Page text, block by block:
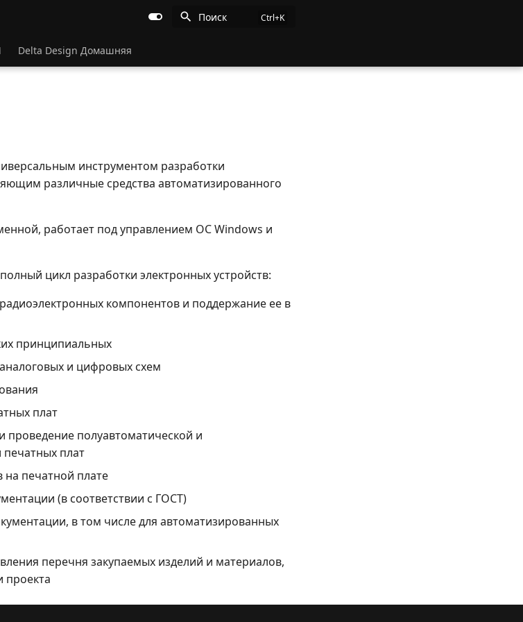
Поиск
Delta Design Домашняя
инструментом разработки
различные средства автоматизированного
работает под управлением ОС Windows и
цикл разработки электронных устройств:
компонентов и поддержание ее в
принципиальных
и цифровых схем
плат
полуавтоматической и
печатных плат
на печатной плате
(в соответствии с ГОСТ)
в том числе для автоматизированных
перечня закупаемых изделий и материалов,
проекта